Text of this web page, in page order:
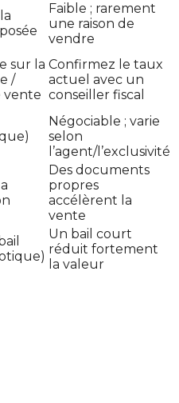
Faible ; rarement
une raison de
vendre
sur la
/
vente
Confirmez le taux
actuel avec un
conseiller fiscal
Négociable ; varie
selon
l’agent/l’exclusivité
Des documents
propres
accélèrent la
vente
Un bail court
réduit fortement
la valeur